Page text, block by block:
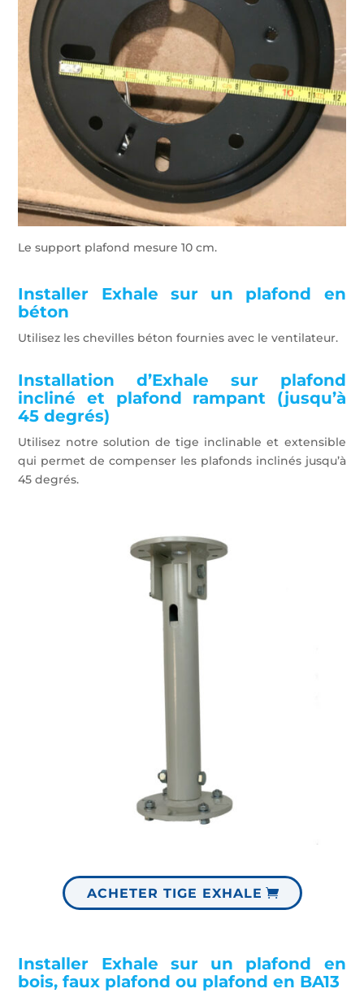
Le support plafond mesure 10 cm.
Installer Exhale sur un plafond en
béton
Utilisez les chevilles béton fournies avec le ventilateur.
Installation d’Exhale sur plafond
incliné et plafond rampant (jusqu’à
45 degrés)
Utilisez notre solution de tige inclinable et extensible
qui permet de compenser les plafonds inclinés jusqu’à
45 degrés.
ACHETER TIGE EXHALE
Installer Exhale sur un plafond en
bois, faux plafond ou plafond en BA13